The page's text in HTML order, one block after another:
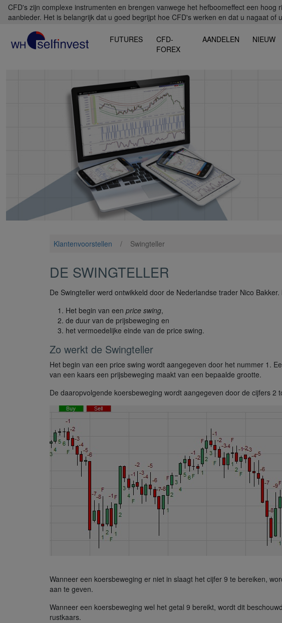
CFD's zijn complexe instrumenten en brengen vanwege het hefboomeffect een
aanbieder. Het is belangrijk dat u goed begrijpt hoe CFD's werken en dat u nagaat of
FUTURES
CFD-
FOREX
AANDELEN NIEUW
Klantenvoorstellen / Swingteller
DE SWINGTELLER
De Swingteller werd ontwikkeld door de Nederlandse trader Nico
Het begin van een price swing,
de duur van de prijsbeweging en
het vermoedelijke einde van de price swing.
Zo werkt de Swingteller
Het begin van een price swing wordt aangegeven door het nummer 1.
van een kaars een prijsbeweging maakt van een bepaalde grootte.
De daaropvolgende koersbeweging wordt aangegeven door de cijfers 2
Wanneer een koersbeweging er niet in slaagt het cijfer 9 te bereiken,
aan te geven.
Wanneer een koersbeweging wel het getal 9 bereikt, wordt dit
rustkaars.